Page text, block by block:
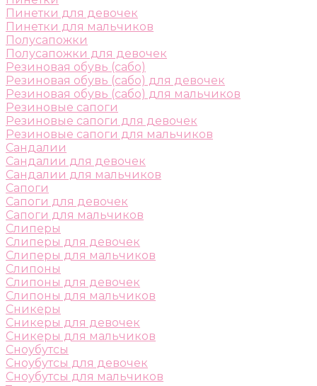
Пинетки для девочек
Пинетки для мальчиков
Полусапожки
Полусапожки для девочек
Резиновая обувь (сабо)
Резиновая обувь (сабо) для девочек
Резиновая обувь (сабо) для мальчиков
Резиновые сапоги
Резиновые сапоги для девочек
Резиновые сапоги для мальчиков
Сандалии
Сандалии для девочек
Сандалии для мальчиков
Сапоги
Сапоги для девочек
Сапоги для мальчиков
Слиперы
Слиперы для девочек
Слиперы для мальчиков
Слипоны
Слипоны для девочек
Слипоны для мальчиков
Сникеры
Сникеры для девочек
Сникеры для мальчиков
Сноубутсы
Сноубутсы для девочек
Сноубутсы для мальчиков